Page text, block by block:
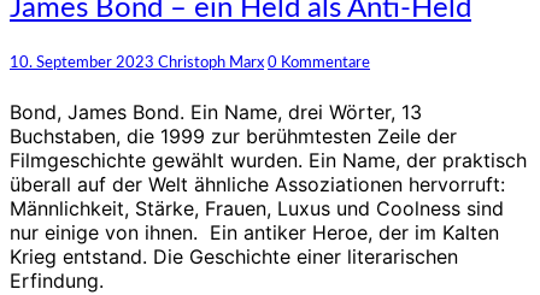
Bond
–
ein
Held
als
Anti-
Held
James Bond – ein Held als Anti-Held
10. September 2023 Christoph Marx Kommentare
0 Kommentare
Bond, James Bond. Ein Name, drei Wörter, 13
Buchstaben, die 1999 zur berühmtesten Zeile der
Filmgeschichte gewählt wurden. Ein Name, der praktisch
überall auf der Welt ähnliche Assoziationen hervorruft:
Männlichkeit, Stärke, Frauen, Luxus und Coolness sind
nur einige von ihnen. Ein antiker Heroe, der im Kalten
Krieg entstand. Die Geschichte einer literarischen
Erfindung.